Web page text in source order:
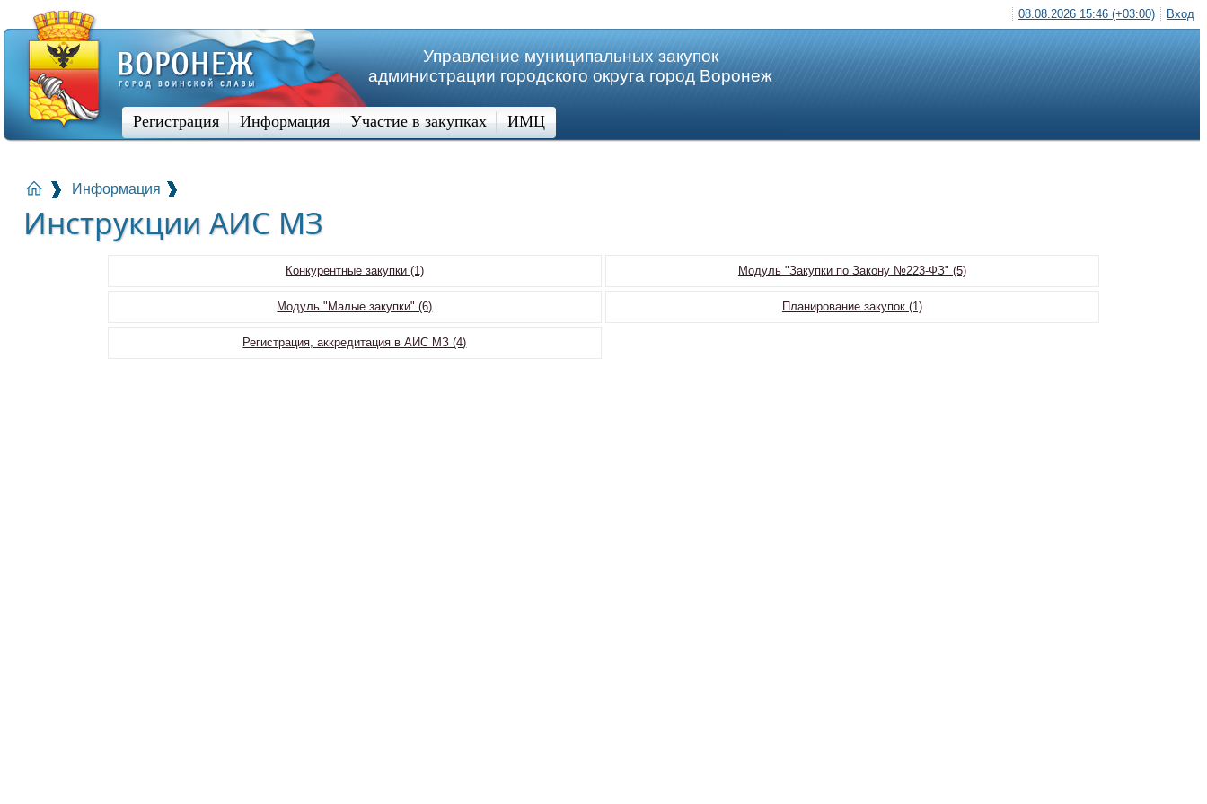
08.08.2026 15:46 (+03:00) Вход
Управление муниципальных закупок
администрации городского округа город Воронеж
Регистрация Информация Участие в закупках ИМЦ
Информация
Инструкции АИС МЗ
Конкурентные закупки (1) Модуль "Закупки по Закону №223-ФЗ" (5)
Модуль "Малые закупки" (6) Планирование закупок (1)
Регистрация, аккредитация в АИС МЗ (4)